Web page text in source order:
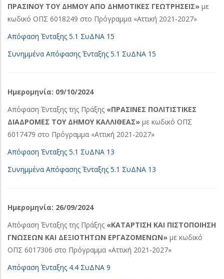
ΠΡΑΣΙΝΟΥ ΤΟΥ ΔΗΜΟΥ ΑΠΟ ΔΗΜΟΤΙΚΕΣ ΓΕΩΤΡΗΣΕΙΣ» με
κωδικό ΟΠΣ 6018249 στο Πρόγραμμα «Αττική 2021-2027»
Απόφαση Ένταξης 5.1 ΣυΔΝΑ 15
Συνημμένα Απόφασης Ένταξης 5.1 ΣυΔΝΑ 15
Ημερομηνία: 09/10/2024
Απόφαση Ένταξης της Πράξης «ΠΡΑΣΙΝΕΣ ΠΟΛΙΤΙΣΤΙΚΕΣ
ΔΙΑΔΡΟΜΕΣ ΤΟΥ ΔΗΜΟΥ ΚΑΛΛΙΘΕΑΣ» με κωδικό ΟΠΣ
6017479 στο Πρόγραμμα «Αττική 2021-2027»
Απόφαση Ένταξης 5.1 ΣυΔΝΑ 13
Συνημμένα Απόφασης Ένταξης 5.1 ΣυΔΝΑ 13
Ημερομηνία: 26/09/2024
Απόφαση Ένταξης της Πράξης «ΚΑΤΑΡΤΙΣΗ ΚΑΙ ΠΙΣΤΟΠΟΙΗΣΗ
ΓΝΩΣΕΩΝ ΚΑΙ ΔΕΞΙΟΤΗΤΩΝ ΕΡΓΑΖΟΜΕΝΩΝ» με κωδικό
ΟΠΣ 6017306 στο Πρόγραμμα «Αττική 2021-2027»
Απόφαση Ένταξης 4.4 ΣυΔΝΑ 9